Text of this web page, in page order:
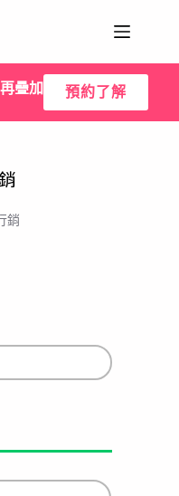
疊加 預約了解
銷